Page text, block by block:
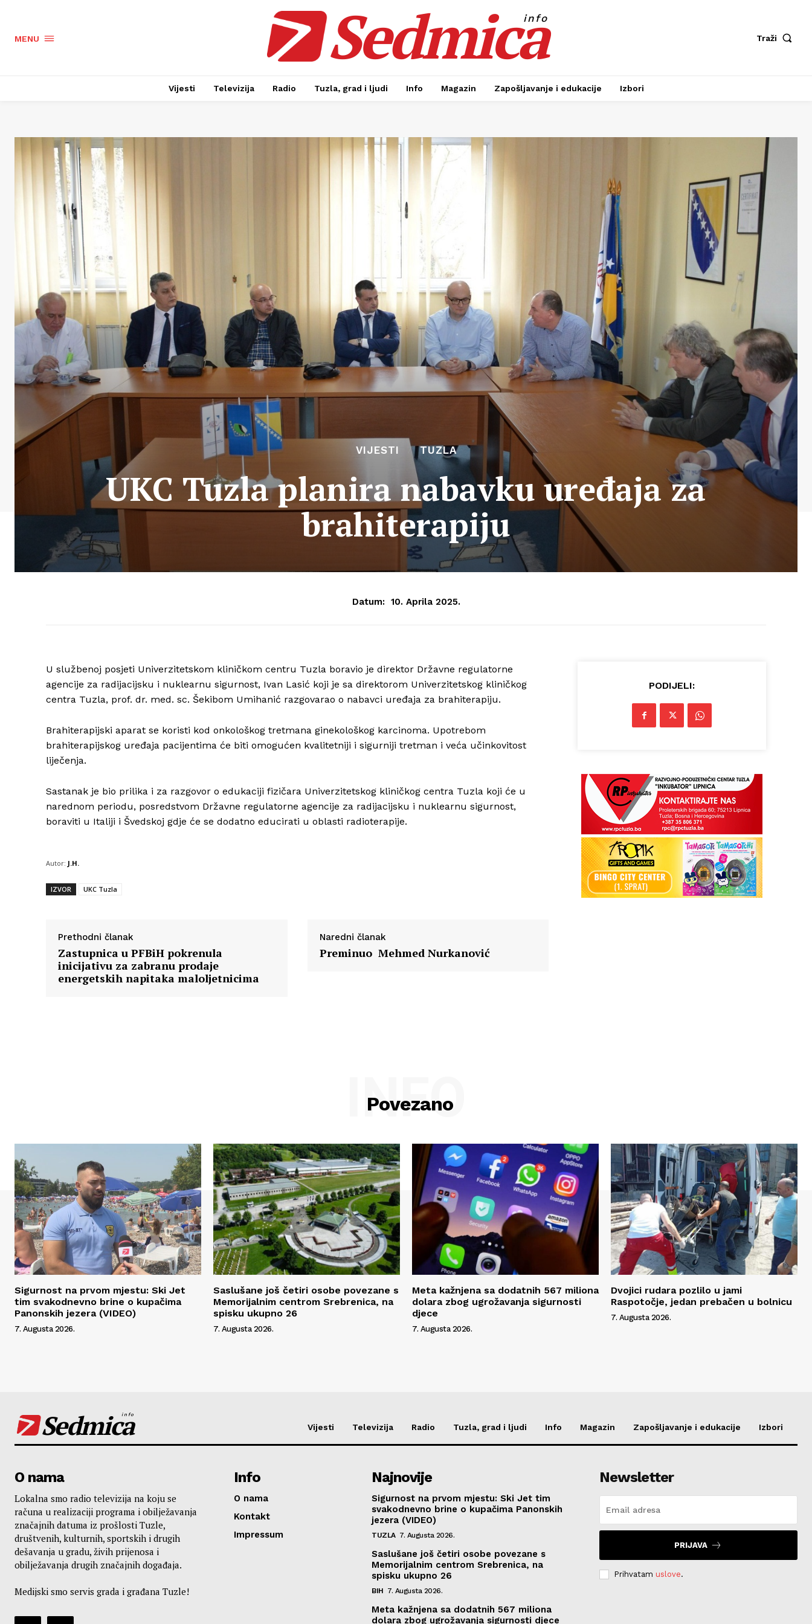
Info
MENU Sedmica
info
Traži
Vijesti Televizija Radio Tuzla, grad i ljudi Info Magazin Zapošljavanje i edukacije Izbori
VIJESTI TUZLA
UKC Tuzla planira nabavku uređaja za
brahiterapiju
Datum: 10. Aprila 2025.
U službenoj posjeti Univerzitetskom kliničkom centru Tuzla boravio je direktor Državne regulatorne
agencije za radijacijsku i nuklearnu sigurnost, Ivan Lasić koji je sa direktorom Univerzitetskog kliničkog
centra Tuzla, prof. dr. med. sc. Šekibom Umihanić razgovarao o nabavci uređaja za brahiterapiju.
Brahiterapijski aparat se koristi kod onkološkog tretmana ginekološkog karcinoma. Upotrebom
brahiterapijskog uređaja pacijentima će biti omogućen kvalitetniji i sigurniji tretman i veća učinkovitost
liječenja.
Sastanak je bio prilika i za razgovor o edukaciji fizičara Univerzitetskog kliničkog centra Tuzla koji će u
narednom periodu, posredstvom Državne regulatorne agencije za radijacijsku i nuklearnu sigurnost,
boraviti u Italiji i Švedskoj gdje će se dodatno educirati u oblasti radioterapije.
Autor: J.H.
IZVOR UKC Tuzla
Prethodni članak
Zastupnica u PFBiH pokrenula
inicijativu za zabranu prodaje
energetskih napitaka maloljetnicima
Naredni članak
Preminuo Mehmed Nurkanović
PODIJELI:
Povezano
INFO
Sigurnost na prvom mjestu: Ski Jet
tim svakodnevno brine o kupačima
Panonskih jezera (VIDEO)
7. Augusta 2026.
Saslušane još četiri osobe povezane s
Memorijalnim centrom Srebrenica, na
spisku ukupno 26
7. Augusta 2026.
Meta kažnjena sa dodatnih 567 miliona
dolara zbog ugrožavanja sigurnosti
djece
7. Augusta 2026.
Dvojici rudara pozlilo u jami
Raspotočje, jedan prebačen u bolnicu
7. Augusta 2026.
Sedmica
info
Vijesti Televizija Radio Tuzla, grad i ljudi Info Magazin Zapošljavanje i edukacije Izbori
O nama
Lokalna smo radio televizija na koju se
računa u realizaciji programa i obilježavanja
značajnih datuma iz prošlosti Tuzle,
društvenih, kulturnih, sportskih i drugih
dešavanja u gradu, živih prijenosa i
obilježavanja drugih značajnih događaja.
Medijski smo servis grada i građana Tuzle!
Info
O nama
Kontakt
Impressum
Najnovije
Sigurnost na prvom mjestu: Ski Jet tim
svakodnevno brine o kupačima Panonskih
jezera (VIDEO)
TUZLA 7. Augusta 2026.
Saslušane još četiri osobe povezane s
Memorijalnim centrom Srebrenica, na
spisku ukupno 26
BIH 7. Augusta 2026.
Meta kažnjena sa dodatnih 567 miliona
dolara zbog ugrožavanja sigurnosti djece
Newsletter
PRIJAVA
Prihvatam uslove.